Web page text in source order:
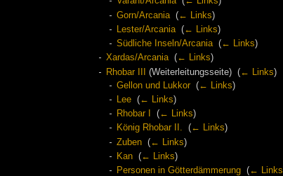
Gorn/Arcania‎ (← Links)
Lester/Arcania‎ (← Links)
Südliche Inseln/Arcania‎ (← Links)
Xardas/Arcania‎ (← Links)
Rhobar III
(Weiterleitungsseite) ‎ (← Links)
Gellon und Lukkor‎ (← Links)
Lee‎ (← Links)
Rhobar I
(← Links)
König Rhobar II.
(← Links)
Zuben‎ (← Links)
Kan‎ (← Links)
Personen in Götterdämmerung‎ (← Links